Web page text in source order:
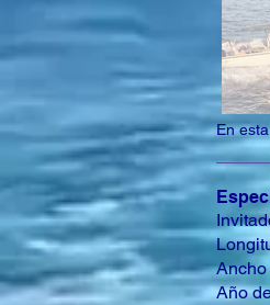
En
Ancho
Año